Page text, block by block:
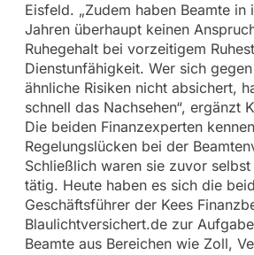
Eisfeld. „Zudem haben Beamte in
Jahren überhaupt keinen
Ruhegehalt bei vorzeitigem
Dienstunfähigkeit. Wer sich
ähnliche Risiken nicht absichert,
schnell das Nachsehen“, ergänzt
Die beiden Finanzexperten
Regelungslücken bei der
Schließlich waren sie zuvor
tätig. Heute haben es sich die
Geschäftsführer der Kees
Blaulichtversichert.de zur
Beamte aus Bereichen wie Zoll,